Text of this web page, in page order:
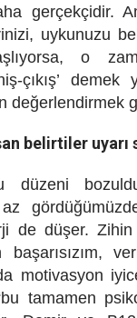
gerçekçidir.
uykunuzu
o
çıkış’ demek
değerlendirmek
belirtiler uyarı
düzeni
az
de düşer.
başarısızım,
motivasyon
tamamen